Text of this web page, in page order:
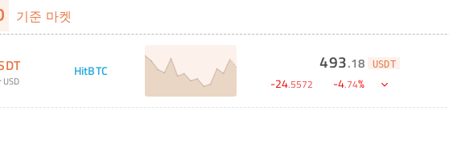
기준 마켓
HitBTC 493.18 USDT
-24.5572 -4.74%